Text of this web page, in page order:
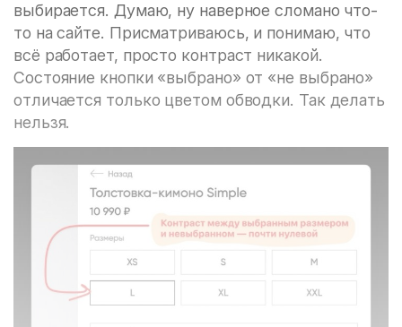
выбирается. Думаю, ну наверное сломано что-
то на сайте. Присматриваюсь, и понимаю, что
всё работает, просто контраст никакой.
Состояние кнопки «выбрано» от «не выбрано»
отличается только цветом обводки. Так делать
нельзя.